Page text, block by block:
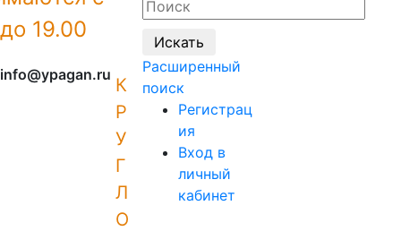
19.00
info@ypagan.ru К
Р
У
Г
Л
О
Расширенный
поиск
Регистрац
ия
Вход в
личный
кабинет